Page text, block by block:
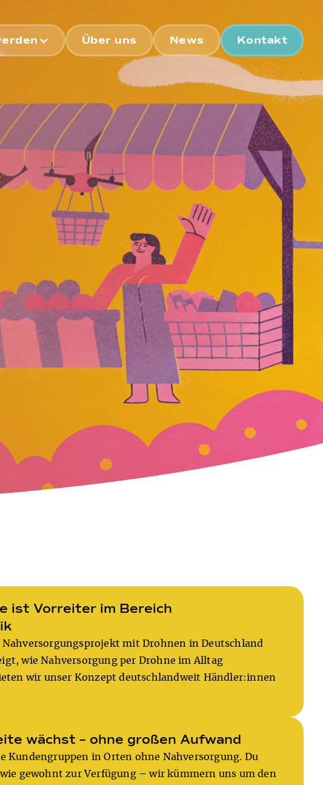
Über uns News Kontakt
ist Vorreiter im Bereich
Nahversorgungsprojekt mit Drohnen in Deutschland
wie Nahversorgung per Drohne im Alltag
wir unser Konzept deutschlandweit Händler:innen
wächst – ohne großen Aufwand
Kundengruppen in Orten ohne Nahversorgung. Du
gewohnt zur Verfügung – wir kümmern uns um den